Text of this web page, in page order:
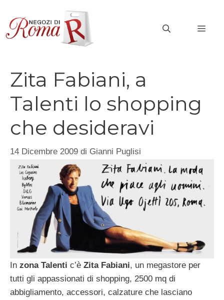
contenuto
Zita Fabiani, a
Talenti lo shopping
che desideravi
14 Dicembre 2009 di Gianni Puglisi
In zona Talenti c’è Zita Fabiani, un megastore per
tutti gli appassionati di shopping, 2500 mq di
abbigliamento, accessori, calzature che lasciano